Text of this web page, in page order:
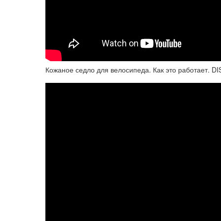
Кожаное седло для велосипеда. Как это работает.